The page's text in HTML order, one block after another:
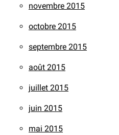
novembre 2015
octobre 2015
septembre 2015
août 2015
juillet 2015
juin 2015
mai 2015